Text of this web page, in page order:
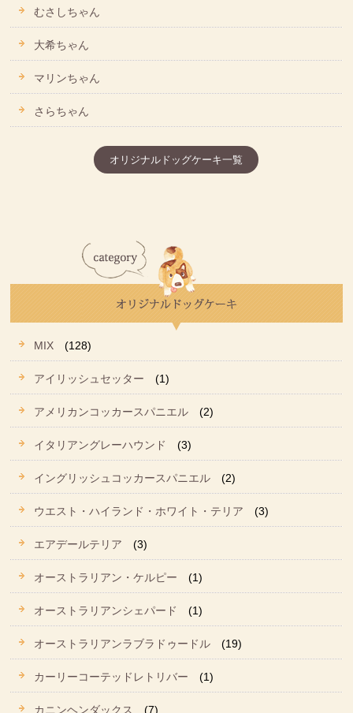
むさしちゃん
大希ちゃん
マリンちゃん
さらちゃん
オリジナルドッグケーキ一覧
MIX (128)
アイリッシュセッター (1)
アメリカンコッカースパニエル (2)
イタリアングレーハウンド (3)
イングリッシュコッカースパニエル (2)
ウエスト・ハイランド・ホワイト・テリア (3)
エアデールテリア (3)
オーストラリアン・ケルピー (1)
オーストラリアンシェパード (1)
オーストラリアンラブラドゥードル (19)
カーリーコーテッドレトリバー (1)
カニンヘンダックス (7)